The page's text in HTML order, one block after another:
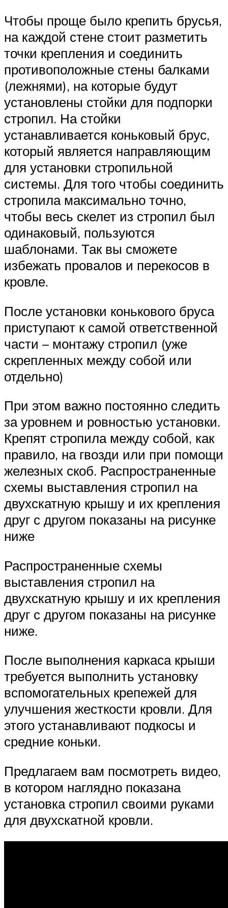
Чтобы проще было крепить брусья,
на каждой стене стоит разметить
точки крепления и соединить
противоположные стены балками
(лежнями), на которые будут
установлены стойки для подпорки
стропил. На стойки
устанавливается коньковый брус,
который является направляющим
для установки стропильной
системы. Для того чтобы соединить
стропила максимально точно,
чтобы весь скелет из стропил был
одинаковый, пользуются
шаблонами. Так вы сможете
избежать провалов и перекосов в
кровле.
После установки конькового бруса
приступают к самой ответственной
части – монтажу стропил (уже
скрепленных между собой или
отдельно)
При этом важно постоянно следить
за уровнем и ровностью установки.
Крепят стропила между собой, как
правило, на гвозди или при помощи
железных скоб. Распространенные
схемы выставления стропил на
двухскатную крышу и их крепления
друг с другом показаны на рисунке
ниже
Распространенные схемы
выставления стропил на
двухскатную крышу и их крепления
друг с другом показаны на рисунке
ниже.
После выполнения каркаса крыши
требуется выполнить установку
вспомогательных крепежей для
улучшения жесткости кровли. Для
этого устанавливают подкосы и
средние коньки.
Предлагаем вам посмотреть видео,
в котором наглядно показана
установка стропил своими руками
для двухскатной кровли.